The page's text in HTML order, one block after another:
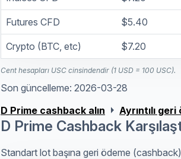
Futures CFD $5.40
Crypto (BTC, etc) $7.20
Cent hesapları USC cinsindendir (1 USD = 100 USC).
Son güncelleme: 2026-03-28
D Prime cashback alın arrow_right Ayrıntılı
D Prime Cashback
Standart lot başına geri ödeme